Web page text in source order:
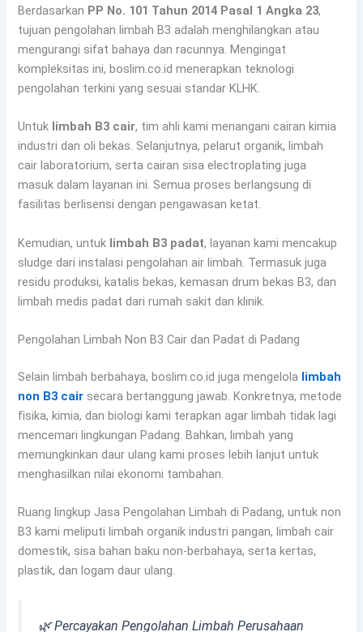
Berdasarkan PP No. 101 Tahun 2014 Pasal 1 Angka 23,
tujuan pengolahan limbah B3 adalah menghilangkan atau
mengurangi sifat bahaya dan racunnya. Mengingat
kompleksitas ini, boslim.co.id menerapkan teknologi
pengolahan terkini yang sesuai standar KLHK.
Untuk limbah B3 cair, tim ahli kami menangani cairan kimia
industri dan oli bekas. Selanjutnya, pelarut organik, limbah
cair laboratorium, serta cairan sisa electroplating juga
masuk dalam layanan ini. Semua proses berlangsung di
fasilitas berlisensi dengan pengawasan ketat.
Kemudian, untuk limbah B3 padat, layanan kami mencakup
sludge dari instalasi pengolahan air limbah. Termasuk juga
residu produksi, katalis bekas, kemasan drum bekas B3, dan
limbah medis padat dari rumah sakit dan klinik.
Pengolahan Limbah Non B3 Cair dan Padat di Padang
Selain limbah berbahaya, boslim.co.id juga mengelola limbah
non B3 cair secara bertanggung jawab. Konkretnya, metode
fisika, kimia, dan biologi kami terapkan agar limbah tidak lagi
mencemari lingkungan Padang. Bahkan, limbah yang
memungkinkan daur ulang kami proses lebih lanjut untuk
menghasilkan nilai ekonomi tambahan.
Ruang lingkup Jasa Pengolahan Limbah di Padang, untuk non
B3 kami meliputi limbah organik industri pangan, limbah cair
domestik, sisa bahan baku non-berbahaya, serta kertas,
plastik, dan logam daur ulang.
🌿 Percayakan Pengolahan Limbah Perusahaan